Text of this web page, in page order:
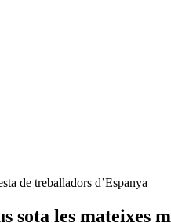
de treballadors d’Espanya
sota les mateixes